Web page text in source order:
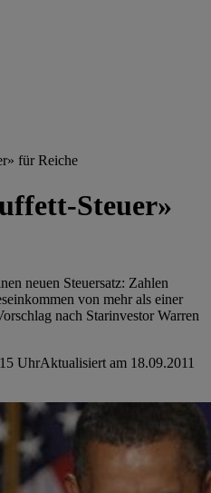
für Reiche
Steuer»
neuen Steuersatz: Zahlen
von mehr als einer
nach Starinvestor Warren
UhrAktualisiert am 18.09.2011